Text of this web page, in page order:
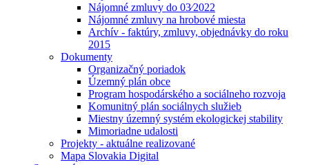
Nájomné zmluvy do 03⁄2022
Nájomné zmluvy na hrobové miesta
Archív - faktúry, zmluvy, objednávky do roku
2015
Dokumenty
Organizačný poriadok
Územný plán obce
Program hospodárského a sociálneho rozvoja
Komunitný plán sociálnych služieb
Miestny územný systém ekologickej stability
Mimoriadne udalosti
Projekty - aktuálne realizované
Mapa Slovakia Digital